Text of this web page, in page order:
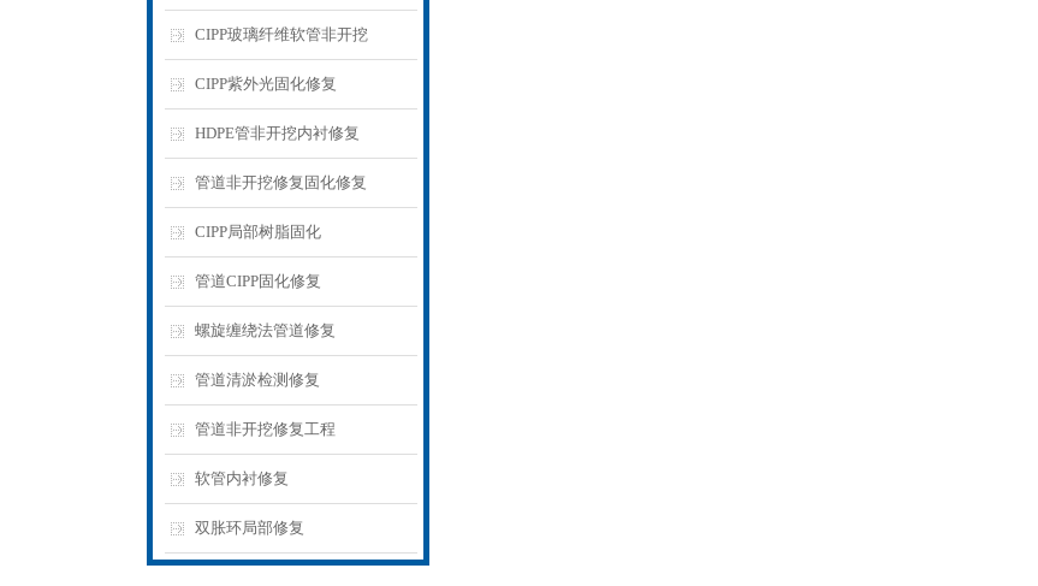
CIPP玻璃纤维软管非开挖
CIPP紫外光固化修复
HDPE管非开挖内衬修复
管道非开挖修复固化修复
CIPP局部树脂固化
管道CIPP固化修复
螺旋缠绕法管道修复
管道清淤检测修复
管道非开挖修复工程
软管内衬修复
双胀环局部修复